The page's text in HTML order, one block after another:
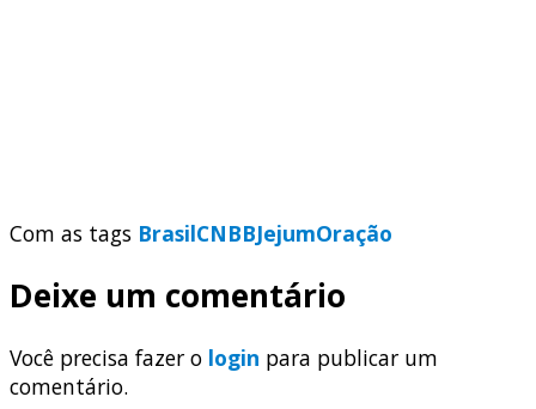
Com as tags BrasilCNBBJejumOração
Deixe um comentário
Você precisa fazer o login para publicar um
comentário.